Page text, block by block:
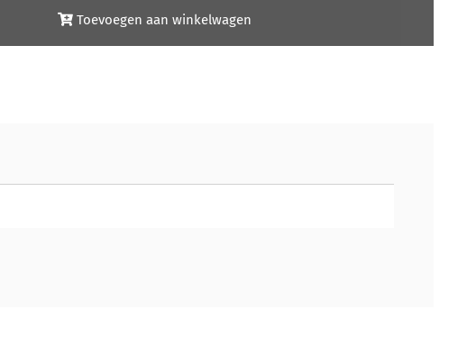
Toevoegen aan winkelwagen